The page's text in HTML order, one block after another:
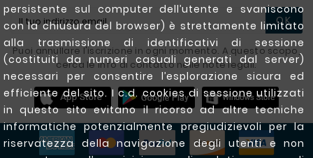
persistente sul computer dell’utente e svaniscono
con la chiusura del browser) è strettamente limitato
alla trasmissione di identificativi di sessione
(costituiti da numeri casuali generati dal server)
necessari per consentire l’esplorazione sicura ed
efficiente del sito. I c.d. cookies di sessione utilizzati
in questo sito evitano il ricorso ad altre tecniche
informatiche potenzialmente pregiudizievoli per la
riservatezza della navigazione degli utenti e non
OK
Puoi annullare l'iscrizione in ogni momento. A questo scopo,
cerca le info di contatto nelle note legali.